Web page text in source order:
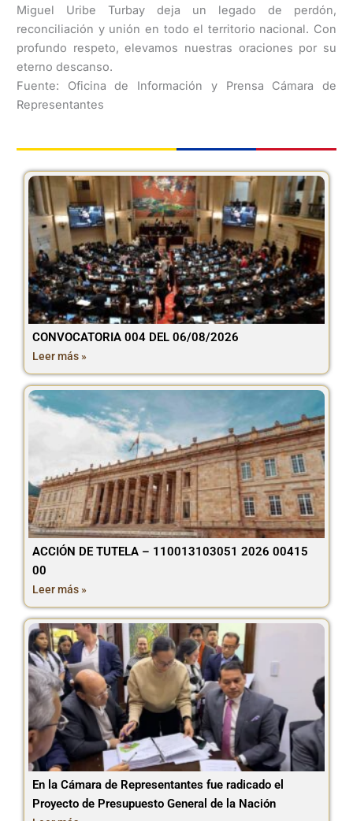
Miguel Uribe Turbay deja un legado de perdón,
reconciliación y unión en todo el territorio nacional. Con
profundo respeto, elevamos nuestras oraciones por su
eterno descanso.
Fuente: Oficina de Información y Prensa Cámara de
Representantes
CONVOCATORIA 004 DEL 06/08/2026
Leer más »
ACCIÓN DE TUTELA – 110013103051 2026 00415
00
Leer más »
En la Cámara de Representantes fue radicado el
Proyecto de Presupuesto General de la Nación